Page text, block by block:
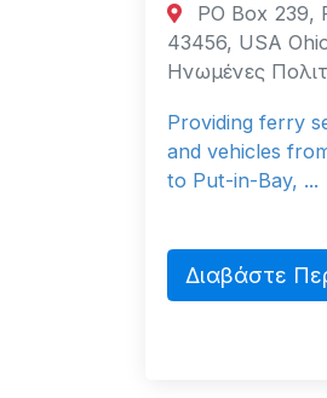
PO Box 239,
43456, USA
Ηνωμένες
Providing ferry
and vehicles
to Put-in-Bay, ...
Διαβάστε